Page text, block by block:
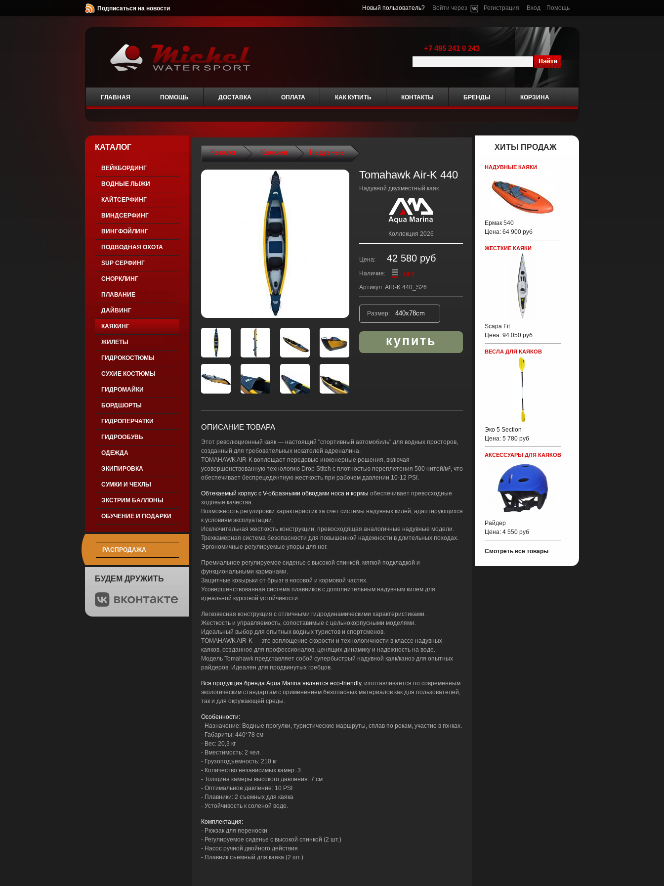
Подписаться на новости Новый пользователь? Войти через Регистрация Вход Помощь
+7 495 241 0 243
ГЛАВНАЯ ПОМОЩЬ ДОСТАВКА ОПЛАТА КАК КУПИТЬ КОНТАКТЫ БРЕНДЫ КОРЗИНА
КАТАЛОГ
ВЕЙКБОРДИНГ
ВОДНЫЕ ЛЫЖИ
КАЙТСЕРФИНГ
ВИНДСЕРФИНГ
ВИНГФОЙЛИНГ
ПОДВОДНАЯ ОХОТА
SUP СЕРФИНГ
СНОРКЛИНГ
ПЛАВАНИЕ
ДАЙВИНГ
КАЯКИНГ
ЖИЛЕТЫ
ГИДРОКОСТЮМЫ
СУХИЕ КОСТЮМЫ
ГИДРОМАЙКИ
БОРДШОРТЫ
ГИДРОПЕРЧАТКИ
ГИДРООБУВЬ
ОДЕЖДА
ЭКИПИРОВКА
СУМКИ И ЧЕХЛЫ
ЭКСТРИМ БАЛЛОНЫ
ОБУЧЕНИЕ И ПОДАРКИ
РАСПРОДАЖА
БУДЕМ ДРУЖИТЬ
ХИТЫ ПРОДАЖ
НАДУВНЫЕ КАЯКИ
Ермак 540
Цена: 64 900 руб
ЖЕСТКИЕ КАЯКИ
Scapa Fit
Цена: 94 050 руб
ВЕСЛА ДЛЯ КАЯКОВ
Эко 5 Section
Цена: 5 780 руб
АКСЕССУАРЫ ДЛЯ КАЯКОВ
Райдер
Цена: 4 550 руб
Смотреть все товары
Каталог Каякинг Надувные
Tomahawk Air-K 440
Надувной двухместный каяк
Коллекция 2026
Цена: 42 580 руб
Наличие:
Артикул: AIR-K 440_S26
Размер:
ОПИСАНИЕ ТОВАРА
Этот революционный каяк — настоящий "спортивный автомобиль" для водных просторов,
созданный для требовательных искателей адреналина.
TOMAHAWK AIR-K воплощает передовые инженерные решения, включая
усовершенствованную технологию Drop Stitch с плотностью переплетения 500 нитей/м², что
обеспечивает беспрецедентную жесткость при рабочем давлении 10-12 PSI.
Обтекаемый корпус с V-образными обводами носа и кормы обеспечивает превосходные
ходовые качества.
Возможность регулировки характеристик за счет системы надувных килей, адаптирующихся
к условиям эксплуатации.
Исключительная жесткость конструкции, превосходящая аналогичные надувные модели.
Трехкамерная система безопасности для повышенной надежности в длительных походах.
Эргономичные регулируемые упоры для ног.
Премиальное регулируемое сиденье с высокой спинкой, мягкой подкладкой и
функциональными карманами.
Защитные козырьки от брызг в носовой и кормовой частях.
Усовершенствованная система плавников с дополнительным надувным килем для
идеальной курсовой устойчивости.
Легковесная конструкция с отличными гидродинамическими характеристиками.
Жесткость и управляемость, сопоставимые с цельнокорпусными моделями.
Идеальный выбор для опытных водных туристов и спортсменов.
TOMAHAWK AIR-K — это воплощение скорости и технологичности в классе надувных
каяков, созданное для профессионалов, ценящих динамику и надежность на воде.
Модель Tomahawk представляет собой супербыстрый надувной каяк/каноэ для опытных
райдеров. Идеален для продвинутых гребцов.
Вся продукция бренда Aqua Marina является eco-friendly, изготавливается по современным
экологическим стандартам с применением безопасных материалов как для пользователей,
так и для окружающей среды.
Особенности:
- Назначение: Водные прогулки, туристические маршруты, сплав по рекам, участие в гонках.
- Габариты: 440*78 см
- Вес: 20,3 кг
- Вместимость: 2 чел.
- Грузоподъемность: 210 кг
- Количество независимых камер: 3
- Толщина камеры высокого давления: 7 см
- Оптимальное давление: 10 PSI
- Плавники: 2 съемных для каяка
- Устойчивость к соленой воде.
Комплектация:
- Рюкзак для переноски
- Регулируемое сиденье с высокой спинкой (2 шт.)
- Насос ручной двойного действия
- Плавник съемный для каяка (2 шт.).